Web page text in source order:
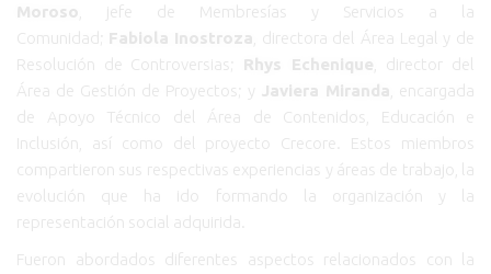
Moroso , jefe de Membresías y Servicios a la
Comunidad; Fabiola Inostroza , directora del Área Legal y de
Resolución de Controversias; Rhys Echenique , director del
Área de Gestión de Proyectos; y Javiera Miranda , encargada
de Apoyo Técnico del Área de Contenidos, Educación e
Inclusión, así como del proyecto Crecore. Estos miembros
compartieron sus respectivas experiencias y áreas de trabajo, la
evolución que ha ido formando la organización y la
representación social adquirida.
Fueron abordados diferentes aspectos relacionados con la